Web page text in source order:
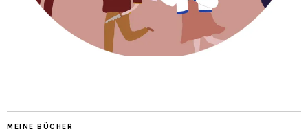
MEINE BÜCHER